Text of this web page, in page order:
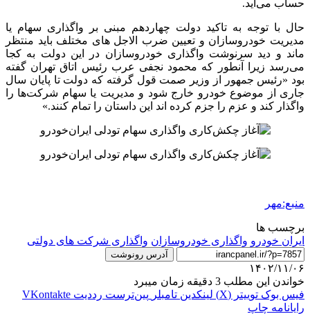
حساب می‌آید.
حال با توجه به تاکید دولت چهاردهم مبنی بر واگذاری سهام یا
مدیریت خودروسازان و تعیین ضرب
الاجل های مختلف باید منتظر
ماند و دید سرنوشت واگذاری خودروسازان در این دولت به کجا
می‌رسد زیرا آنطور که محمود نجفی عرب رئیس اتاق تهران گفته
بود «رئیس جمهور از وزیر صمت قول گرفته که دولت تا پایان سال
جاری از موضوع خودرو خارج شود و مدیریت یا سهام شرکت‌ها را
واگذار کند و عزم را جزم کرده اند این داستان را تمام کنند.»
منبع:مهر
برچسب ها
ایران خودرو واگذاری خودروسازان واگذاری شرکت های دولتی
آدرس رونوشت
۱۴۰۲/۱۱/۰۶
خواندن این مطلب 3 دقیقه زمان میبرد
فیس بوک توییتر (X) لینکدین ‫تامبلر ‫پین‌ترست ‫رددیت ‫VKontakte
رایانامه چاپ